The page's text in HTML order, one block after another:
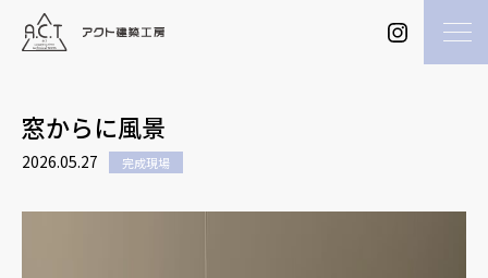
窓からに風景
2026.05.27 完成現場